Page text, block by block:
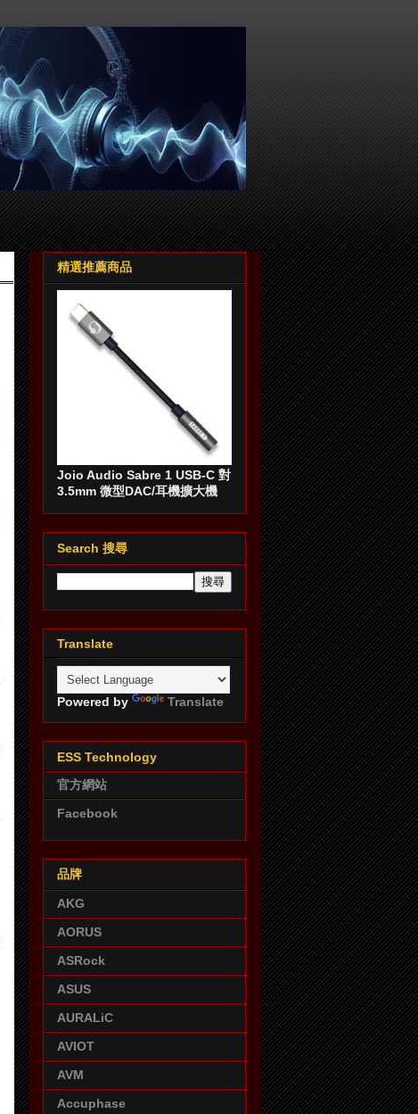
精選推薦商品
Joio Audio Sabre 1 USB-C 對
3.5mm 微型DAC/耳機擴大機
Search 搜尋
Translate
Powered by Translate
ESS Technology
官方網站
Facebook
品牌
AKG
AORUS
ASRock
ASUS
AURALiC
AVIOT
AVM
Accuphase